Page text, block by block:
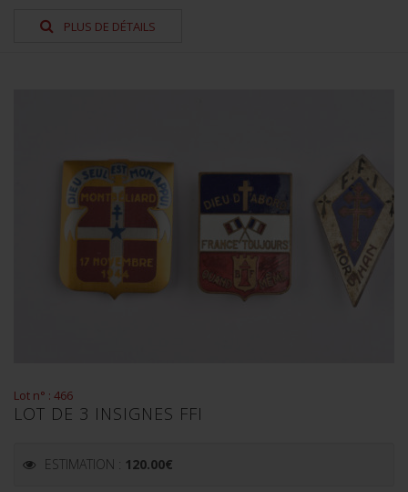
PLUS DE DÉTAILS
Lot n° : 466
LOT DE 3 INSIGNES FFI
ESTIMATION : 120.00€